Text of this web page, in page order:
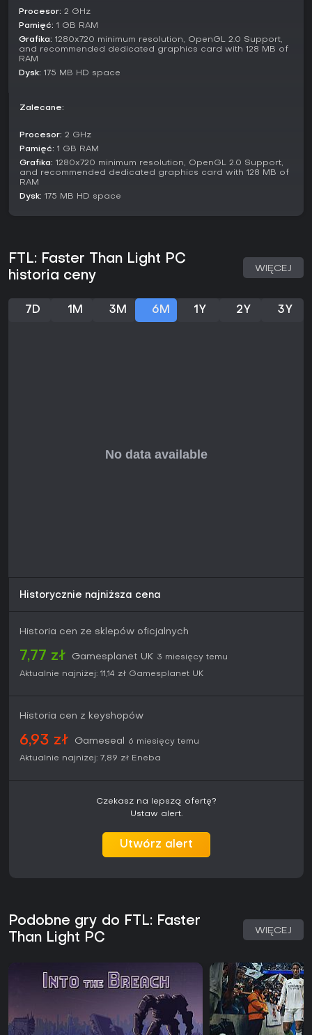
dostępnych platformach - FTL: Faster Than Light
chwalą regrywalność oraz wymagającą strategię, co
widać w ocenach jak 84/100 na Metacritic. Jeśli lubisz
roguelike'i stawiające na taktyczne planowanie i adaptację
do losowości, ta gra zapewni długą frajdę, zwłaszcza w
tkwi w zwartej, samowystarczalnej formule runów, a nie w
Procesor: 2 GHz
Pamięć: 1 GB RAM
Grafika: 1280x720 minimum resolution, OpenGL 2.0 Support,
and recommended dedicated graphics card with 128 MB of
RAM
Dysk: 175 MB HD space
Zalecane:
Procesor: 2 GHz
Pamięć: 1 GB RAM
Grafika: 1280x720 minimum resolution, OpenGL 2.0 Support,
and recommended dedicated graphics card with 128 MB of
RAM
Dysk: 175 MB HD space
FTL: Faster Than Light PC
historia ceny
WIĘCEJ
7D 1M 3M 6M 1Y 2Y 3Y
Historycznie najniższa cena
Historia cen ze sklepów oficjalnych
7,77 zł Gamesplanet UK 3 miesięcy temu
Aktualnie najniżej: 11,14 zł Gamesplanet UK
Historia cen z keyshopów
6,93 zł Gameseal
6 miesięcy temu
Aktualnie najniżej: 7,89 zł Eneba
Czekasz na lepszą ofertę?
Ustaw alert.
Utwórz alert
Podobne gry do FTL: Faster
Than Light PC
WIĘCEJ